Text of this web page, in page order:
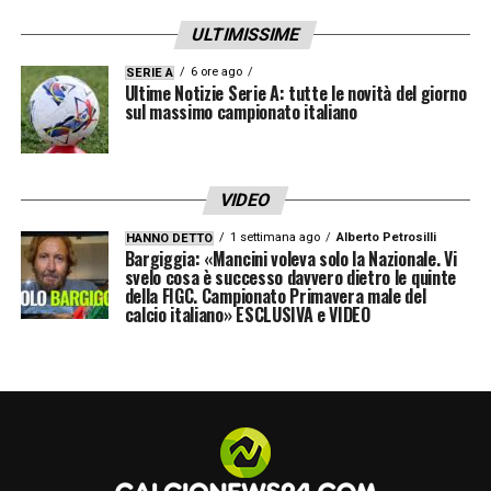
nominato Giovane Giocatore dell’Anno PFA
nel 2022/23 ed è stato inserito nella
Squadra della Stagione PFA nello stesso
anno. Il nostro attaccante è stato anche
Nazionale Inglese sia nel 2021/22 che nel
2022/23
Leader del nostro reparto
offensivo, Bukayo si è affermato come uno
dei migliori attaccanti del calcio mondiale
quando è stato istituito nel 2012
ULTIMISSIME
SERIE A 6 ore ago
Ultime Notizie Serie A: tutte le novità del giorno
sul massimo campionato italiano
VIDEO
HANNO DETTO 1 settimana ago Alberto Petrosilli
Bargiggia: «Mancini voleva solo la Nazionale. Vi
svelo cosa è successo davvero dietro le quinte
della FIGC. Campionato Primavera male del
calcio italiano» ESCLUSIVA e VIDEO